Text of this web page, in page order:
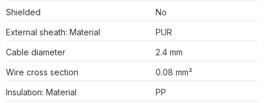
Shielded
No
External sheath: Material
PUR
Cable diameter
2.4 mm
Wire cross section
0.08 mm²
Insulation: Material
PP